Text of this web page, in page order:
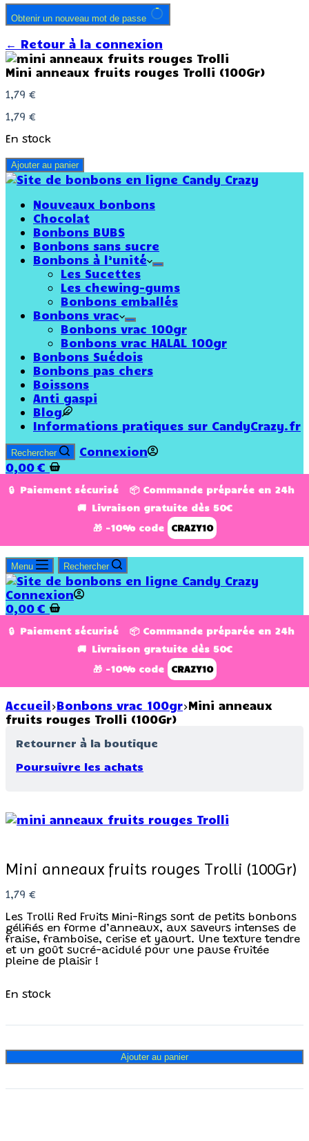
Obtenir un nouveau mot de passe
← Retour à la connexion
Mini anneaux fruits rouges Trolli (100Gr)
1,79 €
1,79 €
En stock
Ajouter au panier
Nouveaux bonbons
Chocolat
Bonbons BUBS
Bonbons sans sucre
Bonbons à l’unité
Les Sucettes
Les chewing-gums
Bonbons emballés
Bonbons vrac
Bonbons vrac 100gr
Bonbons vrac HALAL 100gr
Bonbons Suédois
Bonbons pas chers
Boissons
Anti gaspi
Blog
Informations pratiques sur CandyCrazy.fr
Rechercher
Connexion
0,00 €
🔒 Paiement sécurisé 📦 Commande préparée en 24h
🚚 Livraison gratuite dès 50€
🎁 -10% code
CRAZY10
Menu Rechercher
Connexion
0,00 €
🔒 Paiement sécurisé 📦 Commande préparée en 24h
🚚 Livraison gratuite dès 50€
🎁 -10% code
CRAZY10
Accueil Bonbons vrac 100gr Mini anneaux
fruits rouges Trolli (100Gr)
Poursuivre les achats
Retourner à la boutique
Mini anneaux fruits rouges Trolli (100Gr)
1,79 €
Les Trolli Red Fruits Mini-Rings sont de petits bonbons
gélifiés en forme d’anneaux, aux saveurs intenses de
fraise, framboise, cerise et yaourt. Une texture tendre
et un goût sucré-acidulé pour une pause fruitée
pleine de plaisir !
En stock
Ajouter au panier